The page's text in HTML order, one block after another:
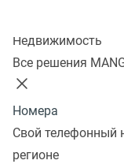
Недвижимость
Все решения
Номера
Свой телефонный
регионе
Сервис
поможет